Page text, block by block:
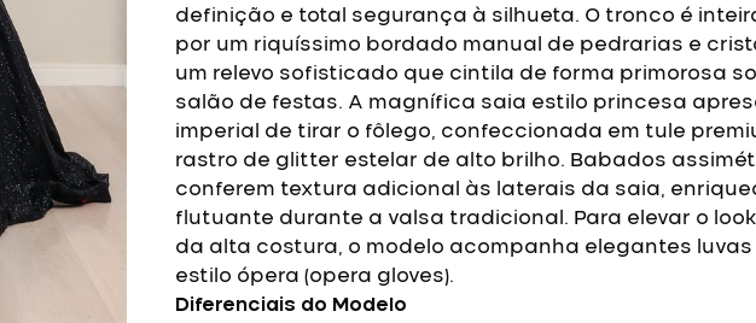
definição e total segurança à silhueta. O tronco é
por um riquíssimo bordado manual de pedrarias e
um relevo sofisticado que cintila de forma primorosa
salão de festas. A magnífica saia estilo princesa
imperial de tirar o fôlego, confeccionada em tule
rastro de glitter estelar de alto brilho. Babados
conferem textura adicional às laterais da saia,
flutuante durante a valsa tradicional. Para elevar o
da alta costura, o modelo acompanha elegantes
estilo ópera (opera gloves).
Diferenciais do Modelo